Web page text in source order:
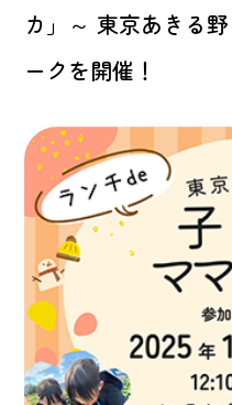
カ」～ 東京あきる
ークを開催！